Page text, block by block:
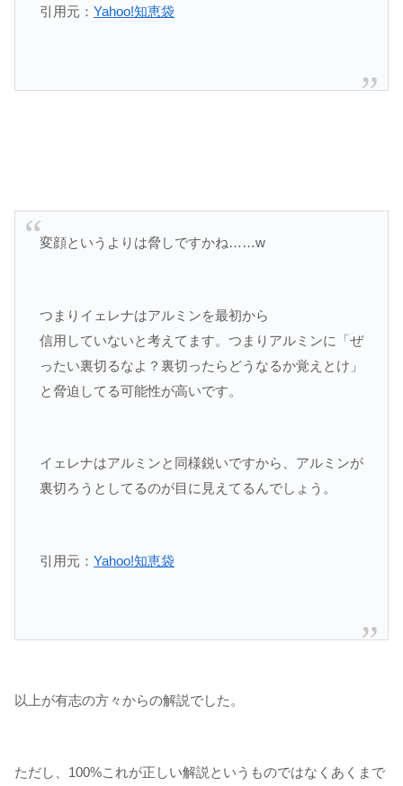
引用元： Yahoo!知恵袋
変顔というよりは脅しですかね……w
つまりイェレナはアルミンを最初から
信用していないと考えてます。つまりアルミンに「ぜ
ったい裏切るなよ？裏切ったらどうなるか覚えとけ」
と脅迫してる可能性が高いです。
イェレナはアルミンと同様鋭いですから、アルミンが
裏切ろうとしてるのが目に見えてるんでしょう。
引用元： Yahoo!知恵袋
以上が有志の方々からの解説でした。
ただし、100%これが正しい解説というものではなくあくまで